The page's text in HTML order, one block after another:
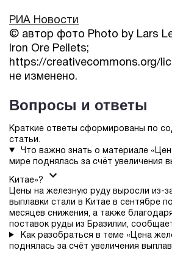
РИА Новости
© автор фото Photo by Lars
Iron Ore Pellets;
https://creativecommons.org/
не изменено.
Вопросы и ответы
Краткие ответы сформированы по
статьи.
Что важно знать о материале
мире поднялась за счёт увеличения
Китае»?
Цены на железную руду выросли из-
выплавки стали в Китае в сентябре
месяцев снижения, а также
поставок руды из Бразилии,
Как разобраться в теме «Цена
поднялась за счёт увеличения